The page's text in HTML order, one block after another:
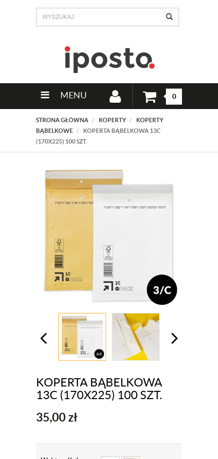
MENU 0
STRONA GŁÓWNA KOPERTY
KOPERTY
BĄBELKOWE
KOPERTA BĄBELKOWA 13C
(170X225) 100 SZT.
KOPERTA BĄBELKOWA
13C (170X225) 100 SZT.
35,00zł